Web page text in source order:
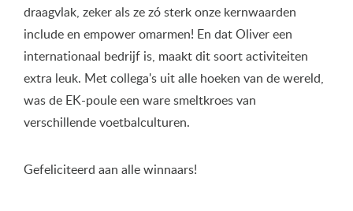
draagvlak, zeker als ze zó sterk onze kernwaarden
include en empower omarmen! En dat Oliver een
internationaal bedrijf is, maakt dit soort activiteiten
extra leuk. Met collega's uit alle hoeken van de wereld,
was de EK-poule een ware smeltkroes van
verschillende voetbalculturen.
Gefeliciteerd aan alle winnaars!